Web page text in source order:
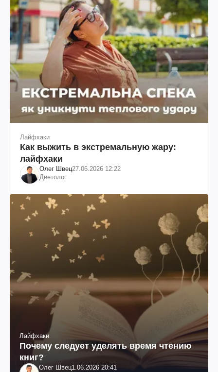
Лайфхаки
Как выжить в экстремальную жару:
лайфхаки
Олег Швец27.06.2026 12:22
Диетолог
Лайфхаки
Почему следует уделять время чтению
книг?
Олег Швец1.06.2026 20:41